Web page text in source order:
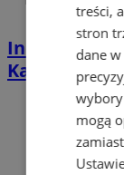
Industrialna
Katowice.
treści,
stron
dane
mogą